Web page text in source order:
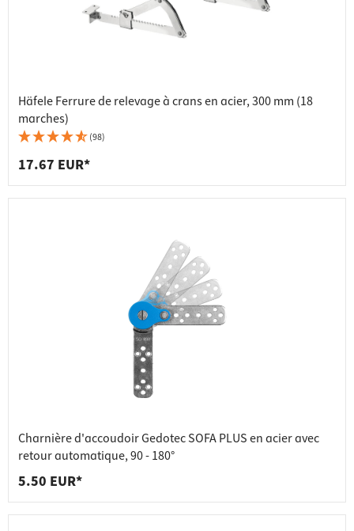
Häfele Ferrure de relevage à crans en acier, 300 mm (18
marches)
(98)
17.67 EUR*
Charnière d'accoudoir Gedotec SOFA PLUS en acier avec
retour automatique, 90 - 180°
5.50 EUR*